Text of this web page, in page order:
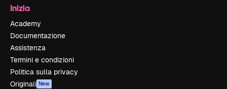
Inizia
Academy
Documentazione
Assistenza
Termini e condizioni
Politica sulla privacy
Originali New